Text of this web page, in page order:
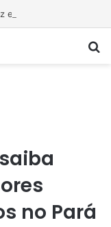
no Pará